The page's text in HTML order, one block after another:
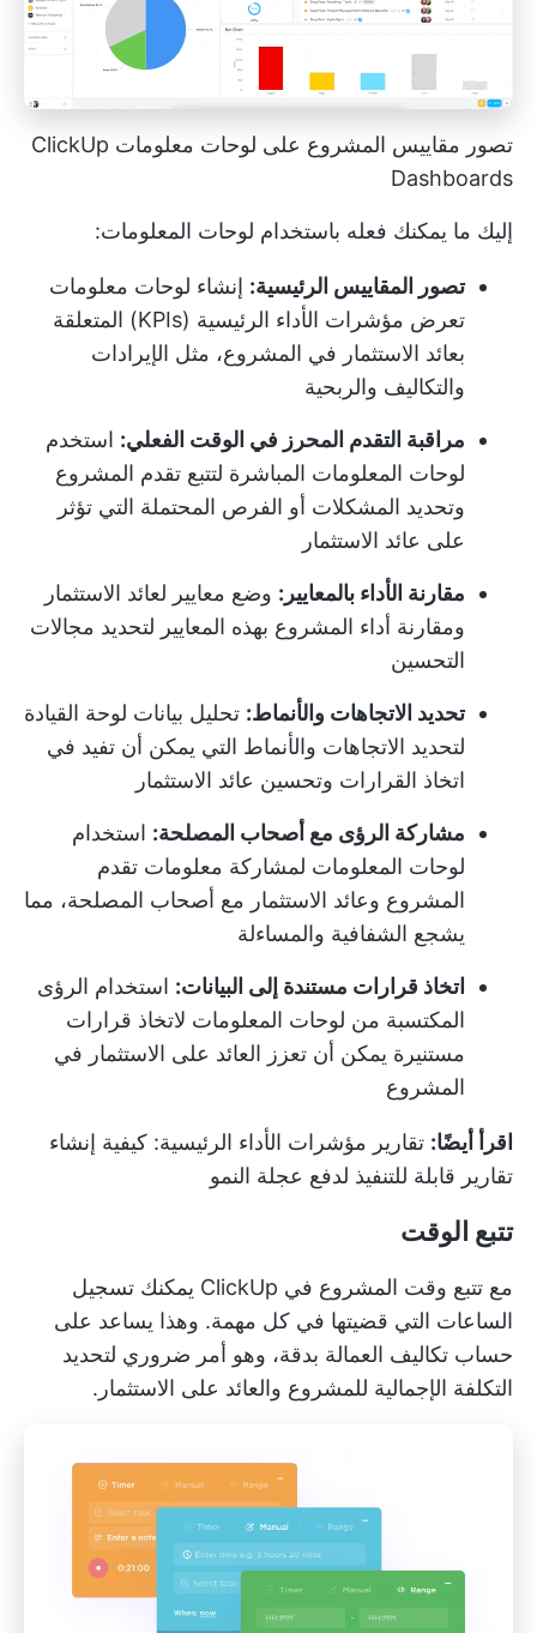
تصور مقاييس المشروع على لوحات معلومات ClickUp
Dashboards
إليك ما يمكنك فعله باستخدام لوحات المعلومات:
تصور المقاييس الرئيسية: إنشاء لوحات معلومات
تعرض مؤشرات الأداء الرئيسية (KPIs) المتعلقة
بعائد الاستثمار في المشروع، مثل الإيرادات
والتكاليف والربحية
مراقبة التقدم المحرز في الوقت الفعلي: استخدم
لوحات المعلومات المباشرة لتتبع تقدم المشروع
وتحديد المشكلات أو الفرص المحتملة التي تؤثر
على عائد الاستثمار
مقارنة الأداء بالمعايير: وضع معايير لعائد الاستثمار
ومقارنة أداء المشروع بهذه المعايير لتحديد مجالات
التحسين
تحديد الاتجاهات والأنماط: تحليل بيانات لوحة القيادة
لتحديد الاتجاهات والأنماط التي يمكن أن تفيد في
اتخاذ القرارات وتحسين عائد الاستثمار
مشاركة الرؤى مع أصحاب المصلحة: استخدام
لوحات المعلومات لمشاركة معلومات تقدم
المشروع وعائد الاستثمار مع أصحاب المصلحة، مما
يشجع الشفافية والمساءلة
اتخاذ قرارات مستندة إلى البيانات: استخدام الرؤى
المكتسبة من لوحات المعلومات لاتخاذ قرارات
مستنيرة يمكن أن تعزز العائد على الاستثمار في
المشروع
اقرأ أيضًا: تقارير مؤشرات الأداء الرئيسية: كيفية إنشاء
تقارير قابلة للتنفيذ لدفع عجلة النمو
تتبع الوقت
مع تتبع وقت المشروع في ClickUp
يمكنك تسجيل
الساعات التي قضيتها في كل مهمة. وهذا يساعد على
حساب تكاليف العمالة بدقة، وهو أمر ضروري لتحديد
التكلفة الإجمالية للمشروع والعائد على الاستثمار.